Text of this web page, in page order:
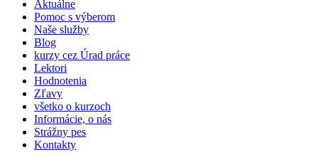
Aktuálne
Pomoc s výberom
Naše služby
Blog
kurzy cez Úrad práce
Lektori
Hodnotenia
Zľavy
všetko o kurzoch
Informácie, o nás
Strážny pes
Kontakty